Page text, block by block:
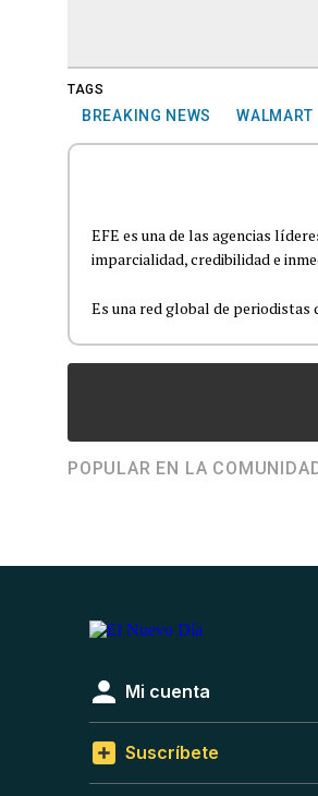
TAGS
BREAKING NEWS WALMART
EFE es una de las agencias
imparcialidad, credibilidad e
Es una red global de periodistas
POPULAR EN LA
Mi cuenta
Suscríbete